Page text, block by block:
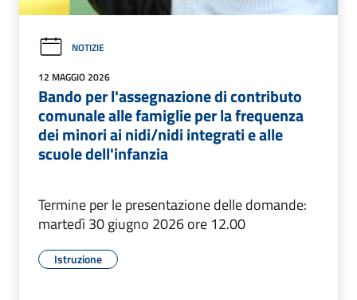
NOTIZIE
12 MAGGIO 2026
Bando per l'assegnazione di contributo
comunale alle famiglie per la frequenza
dei minori ai nidi/nidi integrati e alle
scuole dell'infanzia
Termine per le presentazione delle domande:
martedì 30 giugno 2026 ore 12.00
Istruzione